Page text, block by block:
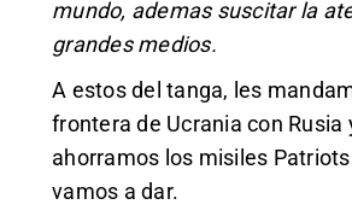
mundo, ademas suscitar la
grandes medios.
A estos del tanga, les
frontera de Ucrania con Rusia
ahorramos los misiles
vamos a dar.